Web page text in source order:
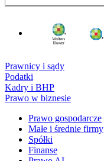
Prawnicy i sądy
Podatki
Kadry i BHP
Prawo w biznesie
Prawo gospodarcze
Małe i średnie firmy
Spółki
Finanse